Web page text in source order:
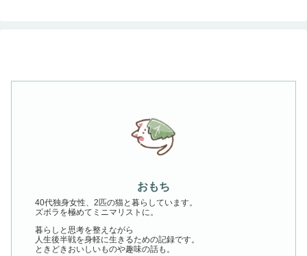
おもち
40代独身女性、2匹の猫と暮らしています。
ズボラを極めてミニマリストに。
暮らしと思考を整えながら
人生後半戦を身軽に生きるための記録です。
ときどきおいしいものや趣味の話も。